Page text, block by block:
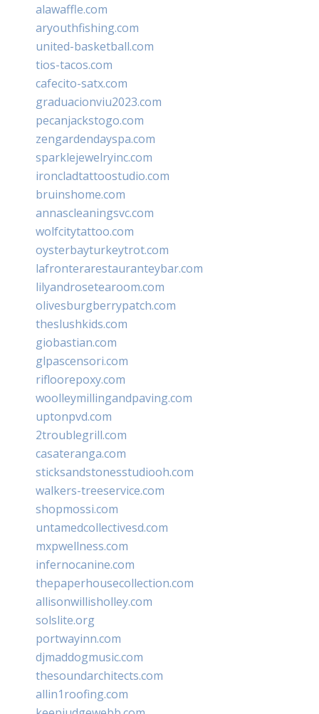
alawaffle.com
aryouthfishing.com
united-basketball.com
tios-tacos.com
cafecito-satx.com
graduacionviu2023.com
pecanjackstogo.com
zengardendayspa.com
sparklejewelryinc.com
ironcladtattoostudio.com
bruinshome.com
annascleaningsvc.com
wolfcitytattoo.com
oysterbayturkeytrot.com
lafronterarestauranteybar.com
lilyandrosetearoom.com
olivesburgberrypatch.com
theslushkids.com
giobastian.com
glpascensori.com
rifloorepoxy.com
woolleymillingandpaving.com
uptonpvd.com
2troublegrill.com
casateranga.com
sticksandstonesstudiooh.com
walkers-treeservice.com
shopmossi.com
untamedcollectivesd.com
mxpwellness.com
infernocanine.com
thepaperhousecollection.com
allisonwillisholley.com
solslite.org
portwayinn.com
djmaddogmusic.com
thesoundarchitects.com
allin1roofing.com